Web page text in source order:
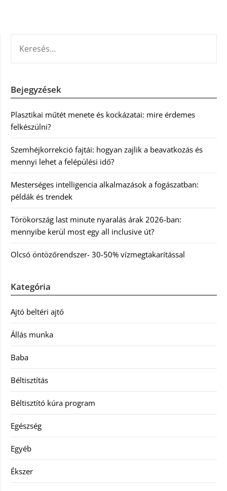
Bejegyzések
Plasztikai műtét menete és kockázatai: mire érdemes
felkészülni?
Szemhéjkorrekció fajtái: hogyan zajlik a beavatkozás és
mennyi lehet a felépülési idő?
Mesterséges intelligencia alkalmazások a fogászatban:
példák és trendek
Törökország last minute nyaralás árak 2026-ban:
mennyibe kerül most egy all inclusive út?
Olcsó öntözőrendszer- 30-50% vízmegtakarítással
Kategória
Ajtó beltéri ajtó
Állás munka
Baba
Béltisztítás
Béltisztító kúra program
Egészség
Egyéb
Ékszer